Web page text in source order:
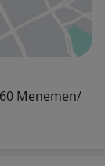
Menemen/